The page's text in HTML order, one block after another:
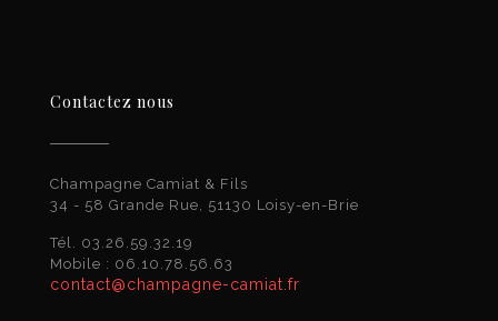
Contactez nous
Champagne Camiat & Fils
34 - 58 Grande Rue, 51130 Loisy-en-Brie
Tél. 03.26.59.32.19
Mobile : 06.10.78.56.63
contact@champagne-camiat.fr